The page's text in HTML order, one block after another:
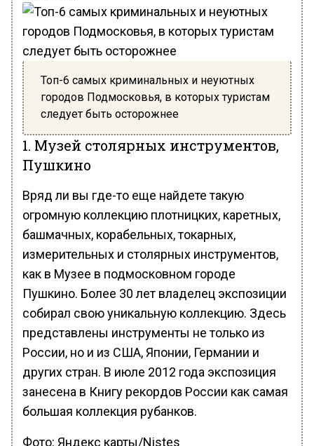
Топ-6 самых криминальных и неуютных
городов Подмосковья, в которых туристам
следует быть осторожнее
1. Музей столярных инструментов,
Пушкино
Вряд ли вы где-то еще найдете такую
огромную коллекцию плотницких, каретных,
башмачных, корабельных, токарных,
измерительных и столярных инструментов,
как в Музее в подмосковном городе
Пушкино. Более 30 лет владелец экспозиции
собирал свою уникальную коллекцию. Здесь
представлены инструменты не только из
России, но и из США, Японии, Германии и
других стран. В июле 2012 года экспозиция
занесена в Книгу рекордов России как самая
большая коллекция рубанков.
Фото: Яндекс карты/Nistes